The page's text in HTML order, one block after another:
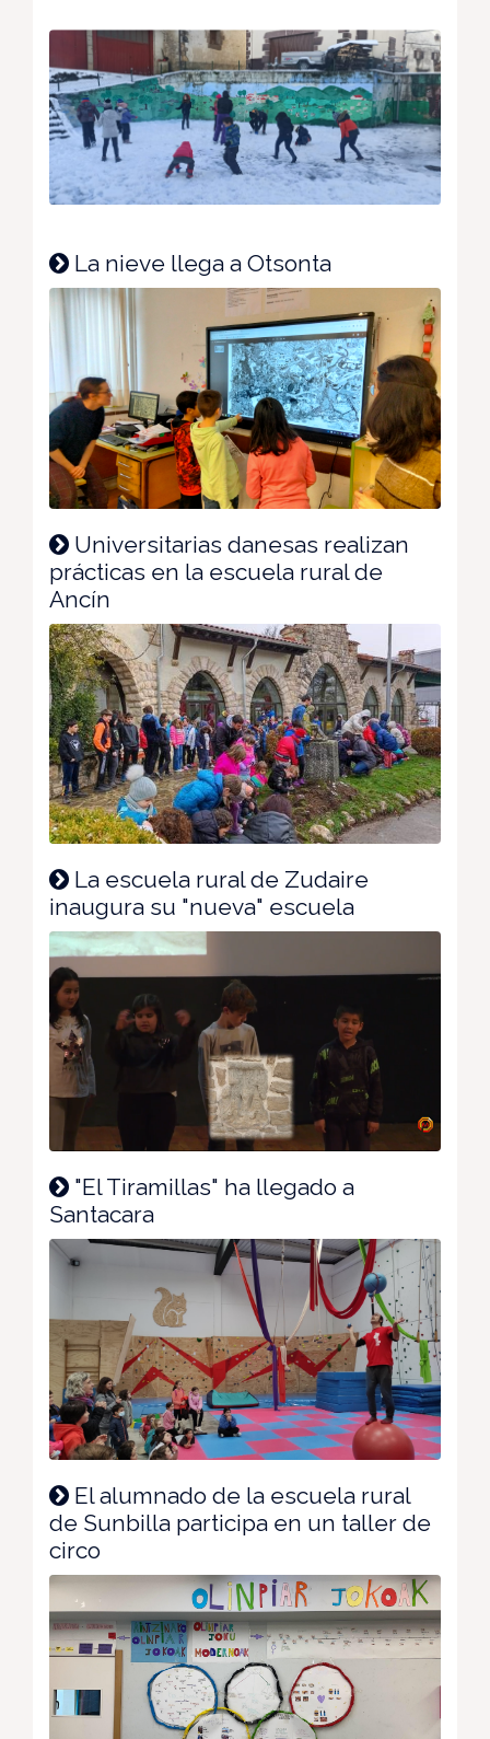
La nieve llega a Otsonta
Universitarias danesas realizan
prácticas en la escuela rural de
Ancín
La escuela rural de Zudaire
inaugura su "nueva" escuela
"El Tiramillas" ha llegado a
Santacara
El alumnado de la escuela rural
de Sunbilla participa en un taller de
circo